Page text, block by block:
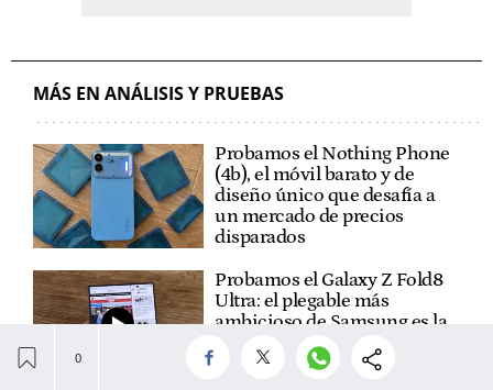
MÁS EN ANÁLISIS Y PRUEBAS
Probamos el Nothing Phone
(4b), el móvil barato y de
diseño único que desafía a
un mercado de precios
disparados
Probamos el Galaxy Z Fold8
Ultra: el plegable más
ambicioso de Samsung es la
máquina de productividad
definitiva